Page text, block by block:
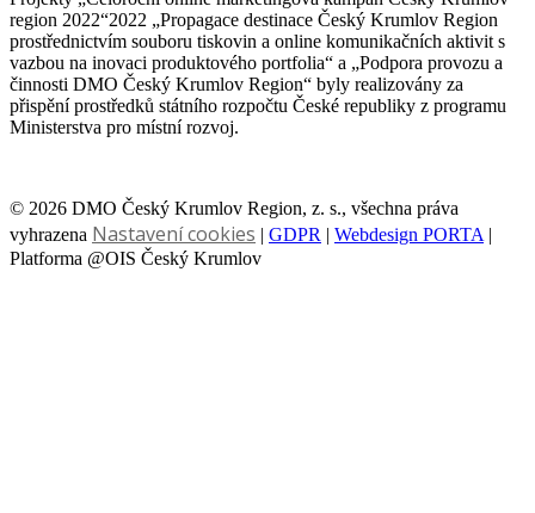
region 2022“2022 „Propagace destinace Český Krumlov Region
prostřednictvím souboru tiskovin a online komunikačních aktivit s
vazbou na inovaci produktového portfolia“ a „Podpora provozu a
činnosti DMO Český Krumlov Region“ byly realizovány za
přispění prostředků státního rozpočtu České republiky z programu
Ministerstva pro místní rozvoj.
© 2026 DMO Český Krumlov Region, z. s., všechna práva
vyhrazena Nastavení cookies | GDPR | Webdesign PORTA |
Platforma @OIS Český Krumlov